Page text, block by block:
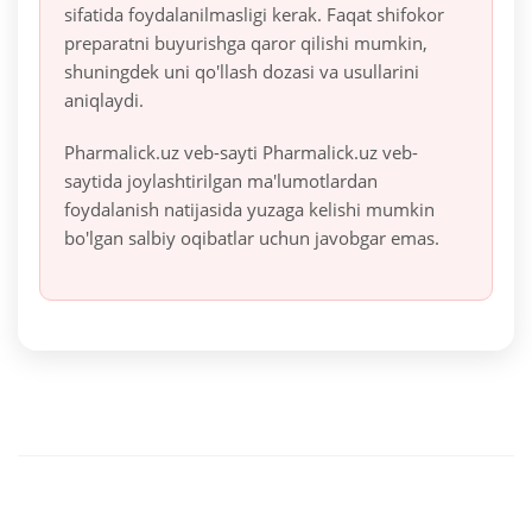
sifatida foydalanilmasligi kerak. Faqat shifokor
preparatni buyurishga qaror qilishi mumkin,
shuningdek uni qo'llash dozasi va usullarini
aniqlaydi.
Pharmalick.uz veb-sayti Pharmalick.uz veb-
saytida joylashtirilgan ma'lumotlardan
foydalanish natijasida yuzaga kelishi mumkin
bo'lgan salbiy oqibatlar uchun javobgar emas.